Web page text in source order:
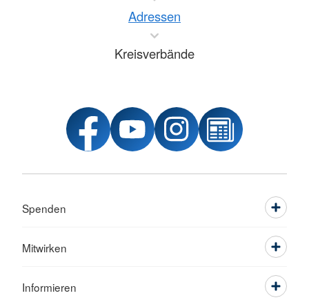
Adressen
Kreisverbände
Spenden
Mitwirken
Informieren